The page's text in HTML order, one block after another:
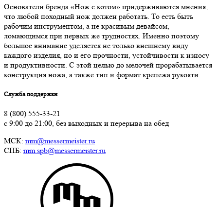
Основатели бренда «Нож с котом» придерживаются мнения,
что любой походный нож должен работать. То есть быть
рабочим инструментом, а не красивым девайсом,
ломающимся при первых же трудностях. Именно поэтому
большое внимание уделяется не только внешнему виду
каждого изделия, но и его прочности, устойчивости к износу
и продуктивности. С этой целью до мелочей прорабатывается
конструкция ножа, а также тип и формат крепежа рукояти.
Служба поддержки
8 (800) 555-33-21
с 9:00 до 21:00, без выходных и перерыва на обед
МСК: mm@messermeister.ru
СПБ: mm.spb@messermeister.ru